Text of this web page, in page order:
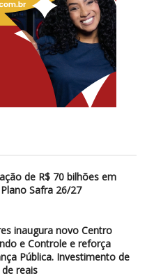
de R$ 70 bilhões em
Safra 26/27
inaugura novo Centro
e Controle e reforça
Pública. Investimento de
reais